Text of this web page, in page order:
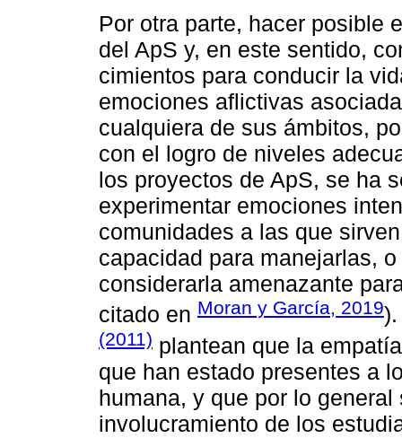
Por otra parte, hacer posible
del ApS y, en este sentido,
cimientos para conducir la
emociones aflictivas
cualquiera de sus ámbitos,
con el logro de niveles
los proyectos de ApS, se ha
experimentar emociones
comunidades a las que
capacidad para manejarlas,
considerarla amenazante
citado en Moran y García, 2019
(2011) plantean que la
que han estado presentes a
humana, y que por lo
involucramiento de los